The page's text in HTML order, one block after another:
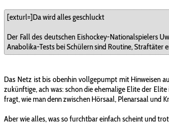
[exturl=]Da wird alles geschluckt
Der Fall des deutschen Eishockey-Nationalspielers
Anabolika-Tests bei Schülern sind Routine,
Das Netz ist bis obenhin vollgepumpt mit Hinweisen
zukünftige, ach was: schon die ehemalige Elite der
fragt, wie man denn zwischen Hörsaal, Plenarsaal und
Aber wie alles, was so furchtbar einfach scheint und